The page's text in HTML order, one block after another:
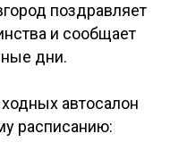
поздравляет
и сообщает
дни.
автосалон
расписанию: